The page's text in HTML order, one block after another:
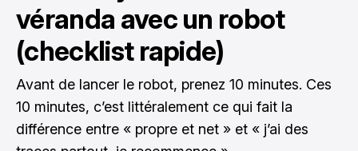
véranda avec un robot
(checklist rapide)
Avant de lancer le robot, prenez 10 minutes. Ces
10 minutes, c’est littéralement ce qui fait la
différence entre « propre et net » et « j’ai des